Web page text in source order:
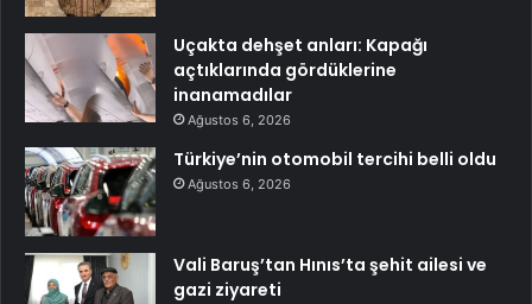
Uçakta dehşet anları: Kapağı
açtıklarında gördüklerine
inanamadılar
Ağustos 6, 2026
Türkiye’nin otomobil tercihi belli oldu
Ağustos 6, 2026
Vali Baruş’tan Hınıs’ta şehit ailesi ve
gazi ziyareti